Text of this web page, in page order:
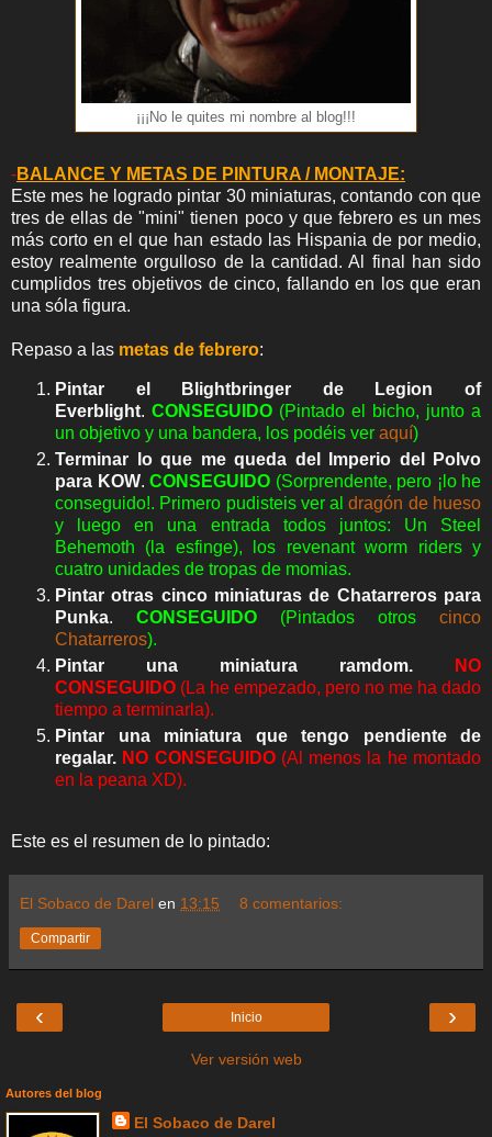
¡¡¡No le quites mi nombre al blog!!!
-BALANCE Y METAS DE PINTURA / MONTAJE:
Este mes he logrado pintar 30 miniaturas, contando con que
tres de ellas de "mini" tienen poco y que febrero es un mes
más corto en el que han estado las Hispania de por medio,
estoy realmente orgulloso de la cantidad. Al final han sido
cumplidos tres objetivos de cinco, fallando en los que eran
una sóla figura.
Repaso a las metas de febrero:
Pintar el Blightbringer de Legion of
Everblight. CONSEGUIDO (Pintado el bicho, junto a
un objetivo y una bandera, los podéis ver aquí)
Terminar lo que me queda del Imperio del Polvo
para KOW. CONSEGUIDO (Sorprendente, pero ¡lo he
conseguido!. Primero pudisteis ver aldragón de hueso
y luego en una entrada todos juntos: Un Steel
Behemoth (la esfinge), los revenant worm riders y
cuatro unidades de tropas de momias.
Pintar otras cinco miniaturas de Chatarreros para
Punka. CONSEGUIDO (Pintados otros cinco
Chatarreros).
Pintar una miniatura ramdom.
NO
CONSEGUIDO (La he empezado, pero no me ha dado
tiempo a terminarla).
Pintar una miniatura que tengo pendiente de
regalar. NO CONSEGUIDO(Al menos la he montado
en la peana XD).
Este es el resumen de lo pintado:
El Sobaco de Darel en 13:15 8 comentarios:
Compartir
‹ ›
Inicio
Ver versión web
Autores del blog
El Sobaco de Darel